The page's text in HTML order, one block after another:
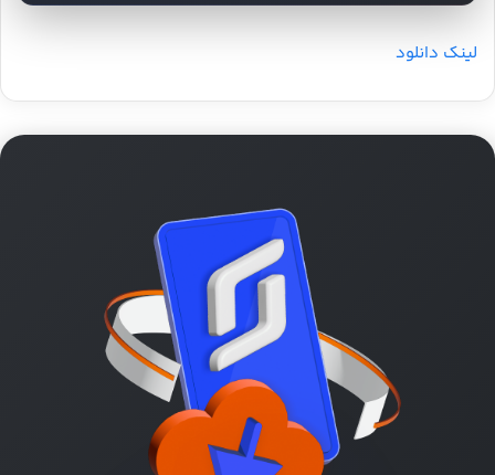
لینک دانلود